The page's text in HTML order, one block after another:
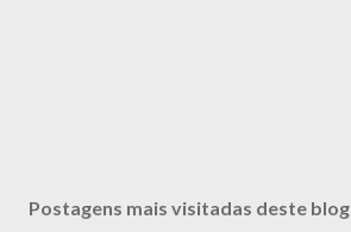
Postagens mais visitadas deste blog